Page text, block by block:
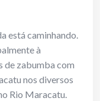
está caminhando.
à
de zabumba com
nos diversos
Rio Maracatu.